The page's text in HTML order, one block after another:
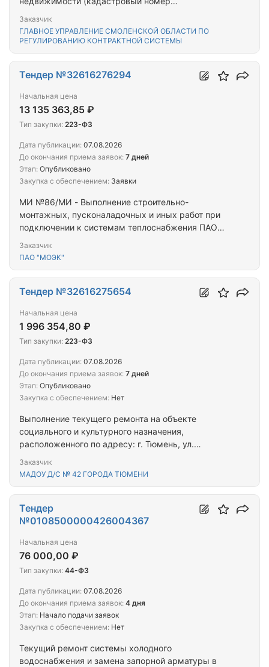
недвижимого комплекса, расположенного по
адресу: г. Смоленск, ул. Вокзальная, д.40
Заказчик
ГЛАВНОЕ УПРАВЛЕНИЕ СМОЛЕНСКОЙ ОБЛАСТИ ПО
РЕГУЛИРОВАНИЮ КОНТРАКТНОЙ СИСТЕМЫ
МИ №86/МИ - Выполнение строительно-
монтажных, пусконаладочных и иных работ при
подключении к системам теплоснабжения ПАО
«Жилой дом с подземной автостоянкой»,
Федерация, город Москва, вн.тер.г.
муниципальный округ Якиманка, проспект
кадастровым номером: 77:01:0006044:4129 для
нужд Публичное акционерное общество
«Московская объединенная энергетическая
только субъекты малого и среднего
предпринимательства)
Заказчик
ПАО "МОЭК"
Тендер №32616276294
Начальная цена
13 135 363,85 ₽
Тип закупки: 223-ФЗ
Дата публикации: 07.08.2026
До окончания приема заявок: 7 дней
Этап: Опубликовано
Закупка с обеспечением: Заявки
Выполнение текущего ремонта на объекте
социального и культурного назначения,
расположенного по адресу: г. Тюмень, ул.
Заказчик
МАДОУ Д/С № 42 ГОРОДА ТЮМЕНИ
Тендер №32616275654
Начальная цена
1 996 354,80 ₽
Тип закупки: 223-ФЗ
Дата публикации: 07.08.2026
До окончания приема заявок: 7 дней
Этап: Опубликовано
Закупка с обеспечением: Нет
Текущий ремонт системы холодного
водоснабжения и замена запорной арматуры в
Тендер
№0108500000426004367
Начальная цена
76 000,00 ₽
Тип закупки: 44-ФЗ
Дата публикации: 07.08.2026
До окончания приема заявок: 4 дня
Этап: Начало подачи заявок
Закупка с обеспечением: Нет